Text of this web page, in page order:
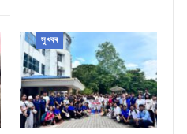
সুখবৰ